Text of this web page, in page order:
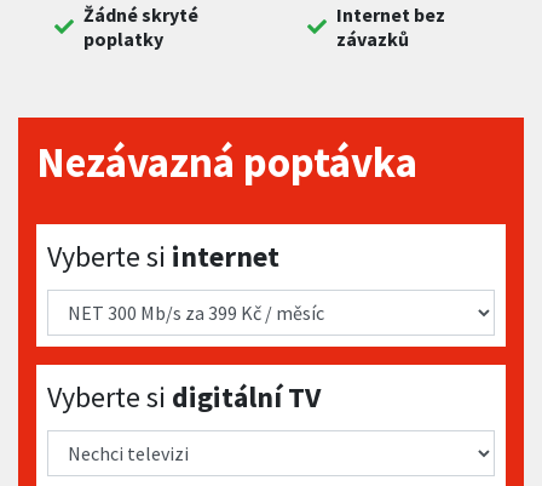
Žádné skryté
poplatky
Internet bez
závazků
Nezávazná poptávka
Vyberte si internet
Vyberte si internet
Vyberte si digitální TV
Vyberte si digitální TV